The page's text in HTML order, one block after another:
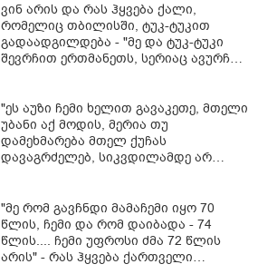
ვინ არის და რას ჰყვება ქალი,
რომელიც თბილისში, ტუკ-ტუკით
გადაადგილდება - "მე და ტუკ-ტუკი
შევრჩით ერთმანეთს, სერიაც ავურჩიე
"ეს აუზი ჩემი ხელით გავაკეთე, მთელი
უბანი აქ მოდის, მერია თუ
დამეხმარება მთელ ქუჩას
დავაგრძელებ, სიკვდილამდე არ
საოცარი ბაღი მოაწყო
"მე რომ გავჩნდი მამაჩემი იყო 70
წლის, ჩემი და რომ დაიბადა - 74
წლის.... ჩემი უფროსი ძმა 72 წლის
არის" - რას ჰყვება ქართველი